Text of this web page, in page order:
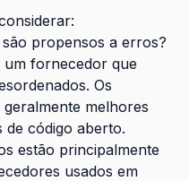
propensos a erros?
um fornecedor que
Os
melhores
código aberto.
estão principalmente
usados em